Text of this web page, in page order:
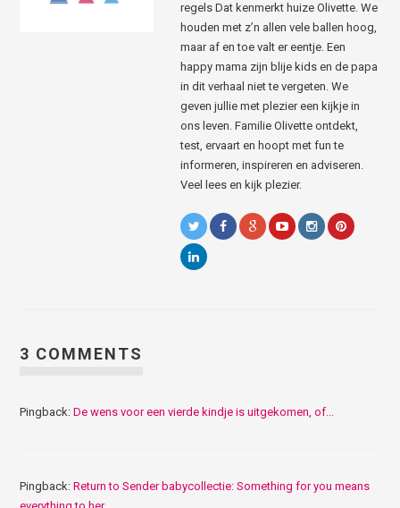
regels Dat kenmerkt huize Olivette. We
houden met z’n allen vele ballen hoog,
maar af en toe valt er eentje. Een
happy mama zijn blije kids en de papa
in dit verhaal niet te vergeten. We
geven jullie met plezier een kijkje in
ons leven. Familie Olivette ontdekt,
test, ervaart en hoopt met fun te
informeren, inspireren en adviseren.
Veel lees en kijk plezier.
3 COMMENTS
Pingback:De wens voor een vierde kindje is uitgekomen, of...
Pingback:Return to Sender babycollectie: Something for you means